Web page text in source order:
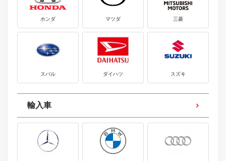
ホンダ マツダ 三菱
スバル ダイハツ スズキ
輸入車